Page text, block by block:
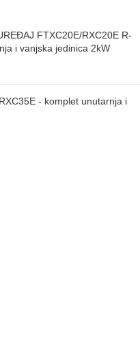
FTXC20E/RXC20E R-
i vanjska jedinica 2kW
- komplet unutarnja i